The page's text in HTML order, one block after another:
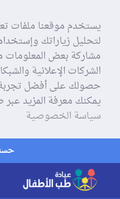
يستخدم موقعنا ملفات
لتحليل زياراتك
الشركات الإعلانية
حصولك على أفضل
يمكنك معرفة المزيد
سياسة الخصوصية